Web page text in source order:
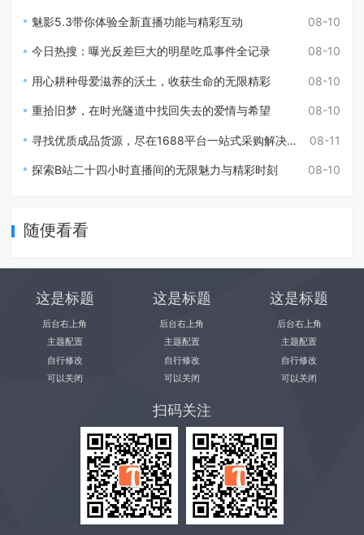
08-10
魅影5.3带你体验全新直播功能与精彩互动
08-10
今日热搜：曝光反差巨大的明星吃瓜事件全记录
08-10
用心耕种母爱滋养的沃土，收获生命的无限精彩
08-10
重拾旧梦，在时光隧道中找回失去的爱情与希望
08-11
寻找优质成品货源，尽在1688平台一站式采购解决方案
08-10
探索B站二十四小时直播间的无限魅力与精彩时刻
随便看看
这是标题
后台右上角
主题配置
自行修改
可以关闭
这是标题
后台右上角
主题配置
自行修改
可以关闭
这是标题
后台右上角
主题配置
自行修改
可以关闭
扫码关注